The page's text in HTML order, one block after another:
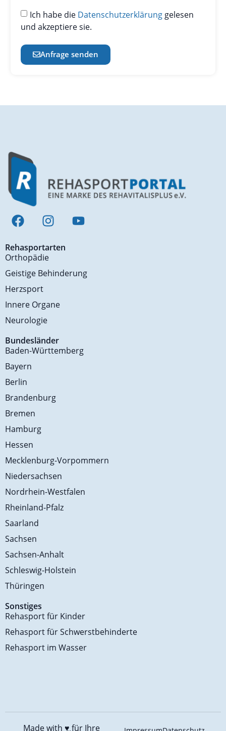
Ich habe die Datenschutzerklärung gelesen
und akzeptiere sie.
Anfrage senden
Rehasportarten
Orthopädie
Geistige Behinderung
Herzsport
Innere Organe
Neurologie
Bundesländer
Baden-Württemberg
Bayern
Berlin
Brandenburg
Bremen
Hamburg
Hessen
Mecklenburg-Vorpommern
Niedersachsen
Nordrhein-Westfalen
Rheinland-Pfalz
Saarland
Sachsen
Sachsen-Anhalt
Schleswig-Holstein
Thüringen
Sonstiges
Rehasport für Kinder
Rehasport für Schwerstbehinderte
Rehasport im Wasser
Made with ♥️für Ihre